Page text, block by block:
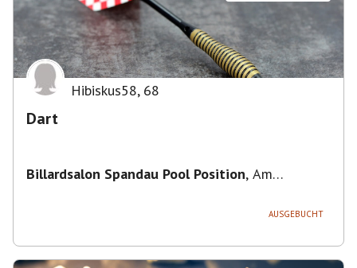
Hibiskus58, 68
Dart
Billardsalon Spandau Pool Position, Am
AUSGEBUCHT